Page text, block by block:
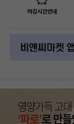
마감시간안내